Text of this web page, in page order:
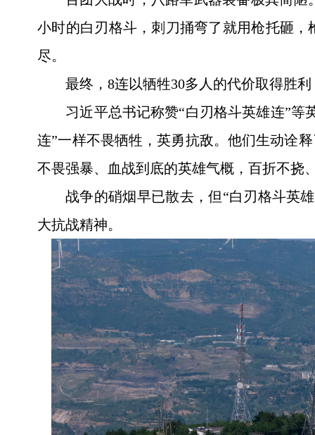
小时的白刃格斗，刺刀捅弯了就用枪托砸
尽。
最终，8连以牺牲30多人的代价取得胜
习近平总书记称赞“白刃格斗英雄连”
连”一样不畏牺牲，英勇抗敌。他们生动诠
不畏强暴、血战到底的英雄气概，百折不挠
战争的硝烟早已散去，但“白刃格斗英
大抗战精神。